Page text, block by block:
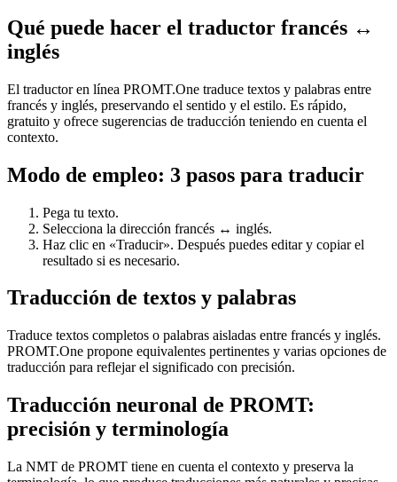
Qué puede hacer el traductor francés ↔
inglés
El traductor en línea PROMT.One traduce textos y palabras entre
francés y inglés, preservando el sentido y el estilo. Es rápido,
gratuito y ofrece sugerencias de traducción teniendo en cuenta el
contexto.
Modo de empleo: 3 pasos para traducir
Pega tu texto.
Selecciona la dirección francés ↔ inglés.
Haz clic en «Traducir». Después puedes editar y copiar el
resultado si es necesario.
Traducción de textos y palabras
Traduce textos completos o palabras aisladas entre francés y inglés.
PROMT.One propone equivalentes pertinentes y varias opciones de
traducción para reflejar el significado con precisión.
Traducción neuronal de PROMT:
precisión y terminología
La NMT de PROMT tiene en cuenta el contexto y preserva la